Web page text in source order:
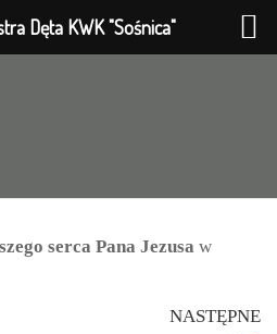
serca Pana Jezusa w
NASTĘPNE
Dęta KWK "Sośnica"